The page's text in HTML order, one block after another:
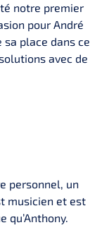
notre premier
pour André
sa place dans ce
avec de
personnel, un
musicien et est
qu’Anthony.